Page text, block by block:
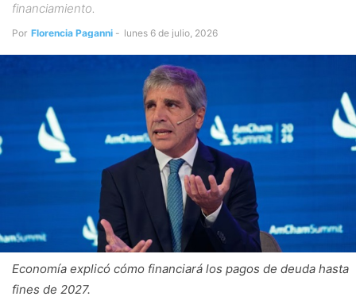
financiamiento.
Por Florencia Paganni - lunes 6 de julio, 2026
Economía explicó cómo financiará los pagos de deuda hasta
fines de 2027.